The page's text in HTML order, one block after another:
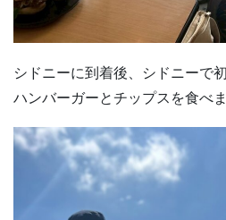
シドニーに到着後、シドニーで
ハンバーガーとチップスを食べま